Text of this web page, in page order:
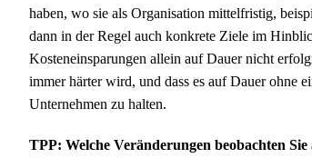
haben, wo sie als Organisation mittelfristig,
dann in der Regel auch konkrete Ziele im
Kosteneinsparungen allein auf Dauer nicht
immer härter wird, und dass es auf Dauer ohne
Unternehmen zu halten.
TPP: Welche Veränderungen beobachten